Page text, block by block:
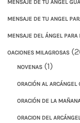
MENSAJE DE TU ÁNGEL
MENSAJE DE TU ANGEL
MENSAJE DEL ÁNGEL PARA
OACIONES MILAGROSAS
NOVENAS (1)
ORACIÓN AL ARCÁNGEL
ORACIÓN DE LA
ORACION DEL